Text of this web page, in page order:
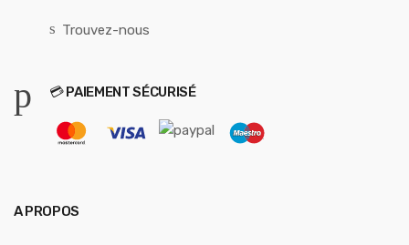
Trouvez-nous
💳 PAIEMENT SÉCURISÉ
A PROPOS